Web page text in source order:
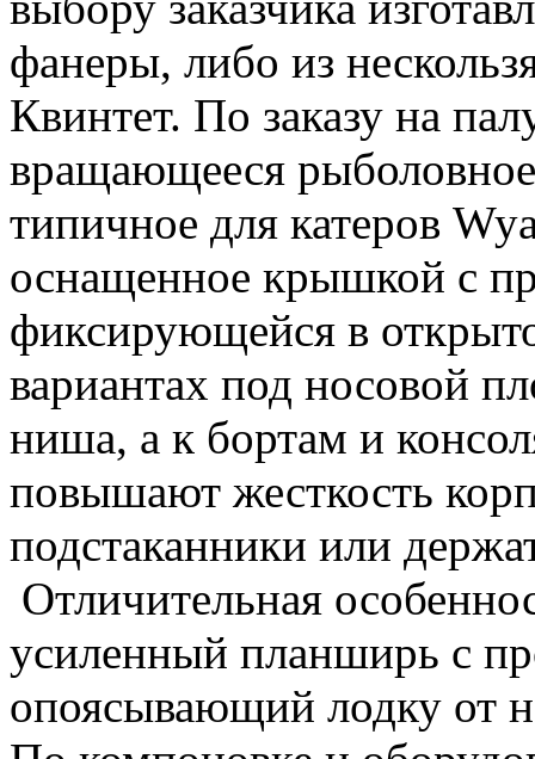
фанеры, либо из
Квинтет. По заказу на
вращающееся
типичное для катеров
оснащенное крышкой с
фиксирующейся в
вариантах под носовой
ниша, а к бортам и
повышают жесткость
подстаканники или
Отличительная
усиленный планширь с
опоясывающий лодку от